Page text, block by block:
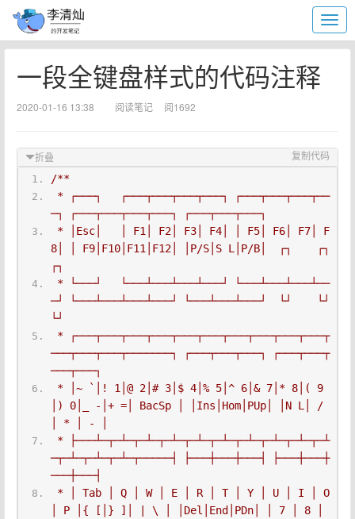
一段全键盘样式的代码注释
2020-01-16 13:38 阅读笔记 阅1692
折叠 复制代码
/**
─┐ ┌───┬───┬───┬───┐ ┌───┬───┬───┐
8│ │ F9│F10│F11│F12│ │P/S│S L│P/B│  ┌┐    ┌┐
┌┐
─┘ └───┴───┴───┴───┘ └───┴───┴───┘  └┘    └┘
└┘
───┬───┬───┬───────┐ ┌───┬───┬───┐ ┌───┬───┬
───┬───┐
│) 0│_ -│+ =│ BacSp │ │Ins│Hom│PUp│ │N L│ /
│ * │ - │
─┬─┴─┬─┴─┬─┴─┬─────┤ ├───┼───┼───┤ ├───┼───┼
───┼───┤
│ P │{ [│} ]│ | \ │ │Del│End│PDn│ │ 7 │ 8 │